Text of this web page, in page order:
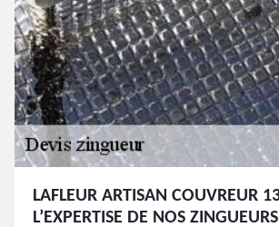
LAFLEUR ARTISAN COUVREUR
L’EXPERTISE DE NOS